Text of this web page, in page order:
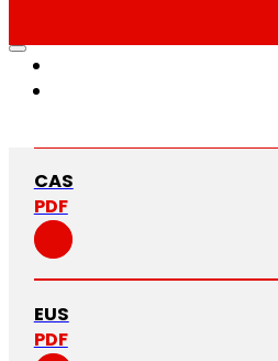
CAS
PDF
EUS
PDF